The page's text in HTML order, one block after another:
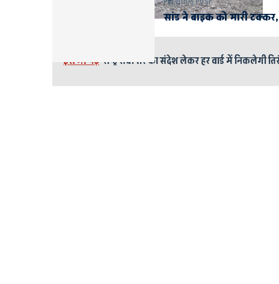
इसे भी पढ़े राष्ट्र सर्वोपरि का संदेश लेकर हर वार्ड में निकलेगी
PREVIOUS POST
सांड ने बाइक को मारी